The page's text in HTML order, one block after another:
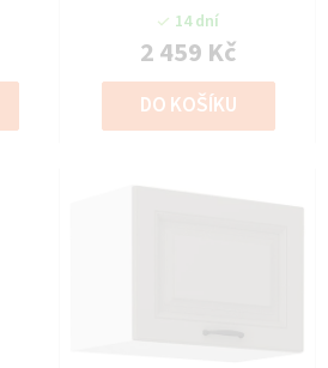
14 dní
2 459 Kč
DO KOŠÍKU